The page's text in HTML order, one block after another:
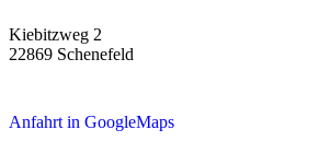
Kiebitzweg 2
22869 Schenefeld
Anfahrt in GoogleMaps